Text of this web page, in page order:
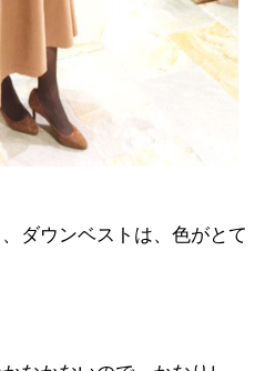
ダウンベストは、色がとて